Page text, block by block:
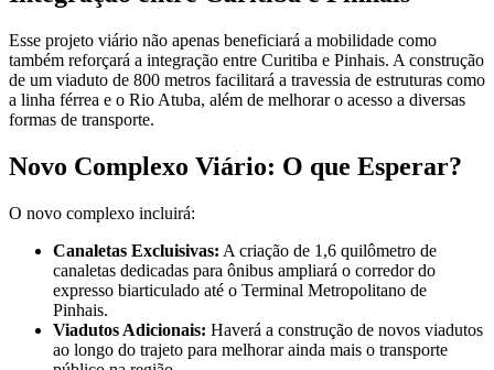
Esse projeto viário não apenas beneficiará a mobilidade como
também reforçará a integração entre Curitiba e Pinhais. A construção
de um viaduto de 800 metros facilitará a travessia de estruturas como
a linha férrea e o Rio Atuba, além de melhorar o acesso a diversas
formas de transporte.
Novo Complexo Viário: O que Esperar?
O novo complexo incluirá:
Canaletas Excluisivas: A criação de 1,6 quilômetro de
canaletas dedicadas para ônibus ampliará o corredor do
expresso biarticulado até o Terminal Metropolitano de
Pinhais.
Viadutos Adicionais: Haverá a construção de novos viadutos
ao longo do trajeto para melhorar ainda mais o transporte